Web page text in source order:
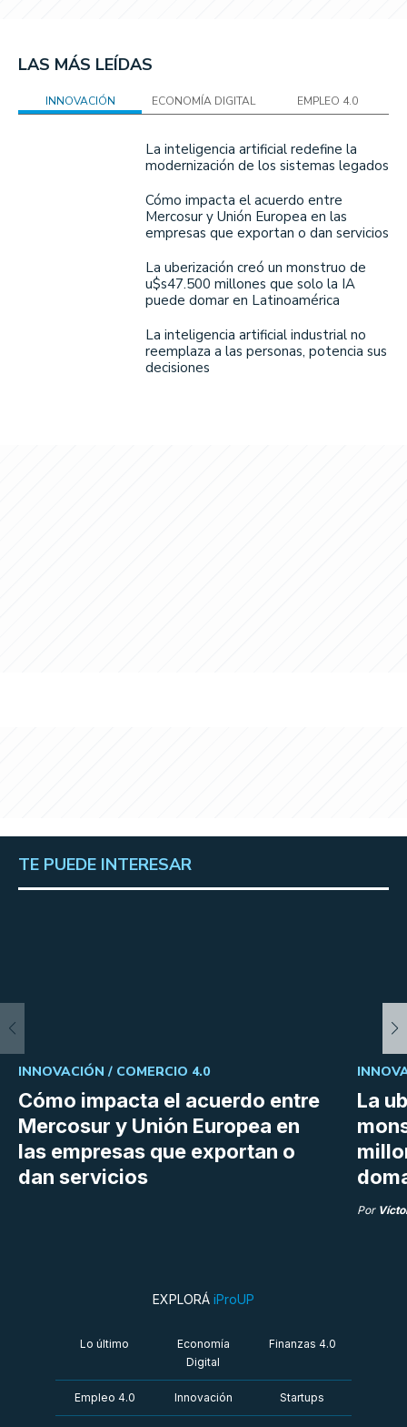
LAS MÁS LEÍDAS
INNOVACIÓN ECONOMÍA DIGITAL EMPLEO 4.0
La inteligencia artificial redefine la
modernización de los sistemas legados
Cómo impacta el acuerdo entre
Mercosur y Unión Europea en las
empresas que exportan o dan servicios
La uberización creó un monstruo de
u$s47.500 millones que solo la IA
puede domar en Latinoamérica
La inteligencia artificial industrial no
reemplaza a las personas, potencia sus
decisiones
TE PUEDE INTERESAR
Cómo impacta el acuerdo entre
Mercosur y Unión Europea en
las empresas que exportan o
dan servicios
INNOVACIÓN / COMERCIO 4.0
La
Por
EXPLORÁ iProUP
Lo último
Economía
Digital
Finanzas 4.0
Empleo 4.0 Innovación Startups